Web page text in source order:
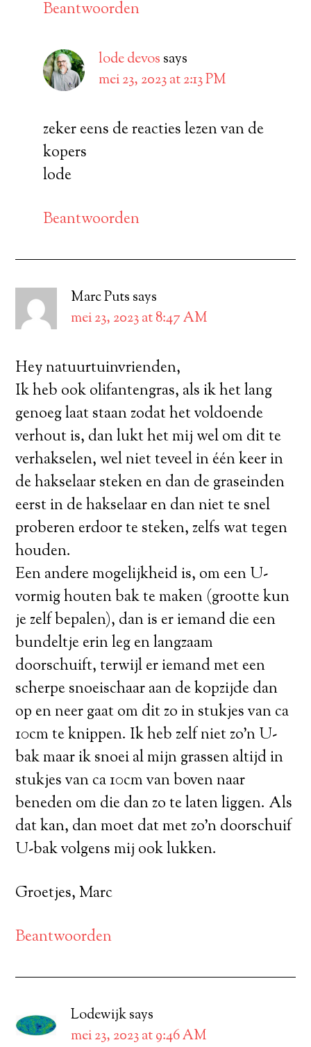
Beantwoorden
lode devos says
mei 23, 2023 at 2:13 PM
zeker eens de reacties lezen van de
kopers
lode
Beantwoorden
Marc Puts says
mei 23, 2023 at 8:47 AM
Hey natuurtuinvrienden,
Ik heb ook olifantengras, als ik het lang
genoeg laat staan zodat het voldoende
verhout is, dan lukt het mij wel om dit te
verhakselen, wel niet teveel in één keer in
de hakselaar steken en dan de graseinden
eerst in de hakselaar en dan niet te snel
proberen erdoor te steken, zelfs wat tegen
houden.
Een andere mogelijkheid is, om een U-
vormig houten bak te maken (grootte kun
je zelf bepalen), dan is er iemand die een
bundeltje erin leg en langzaam
doorschuift, terwijl er iemand met een
scherpe snoeischaar aan de kopzijde dan
op en neer gaat om dit zo in stukjes van ca
10cm te knippen. Ik heb zelf niet zo’n U-
bak maar ik snoei al mijn grassen altijd in
stukjes van ca 10cm van boven naar
beneden om die dan zo te laten liggen. Als
dat kan, dan moet dat met zo’n doorschuif
U-bak volgens mij ook lukken.
Groetjes, Marc
Beantwoorden
Lodewijksays
mei 23, 2023 at 9:46 AM